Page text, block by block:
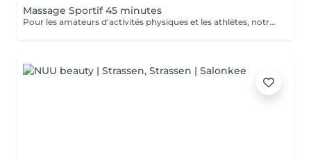
Massage Sportif 45 minutes
Pour les amateurs d'activités physiques et les athlètes, notre Massage Sportif est la clé pour optimiser la performance et récupérer plus rapidement. Nos thérapeutes spécialisés utilisent des techniques ciblées pour relâcher les tensions musculaires, améliorer la flexibilité et accélérer la récupération. Que vous soyez un sportif professionnel ou simplement actif, ce massage vous permet de rester au sommet de votre forme